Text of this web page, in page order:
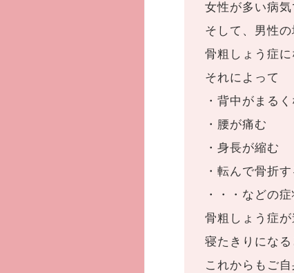
女性が多い病
そして、男性
骨粗しょう症
それによって
・背中がまるく
・腰が痛む
・身長が縮む
・転んで骨折す
・・・などの
骨粗しょう症
寝たきりにな
これからもご